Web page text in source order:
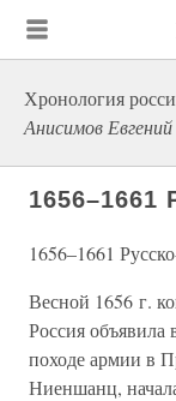
Хронология
Анисимов
1656–1661
1656–1661
Весной 1656 г.
Россия
походе армии в
Ниеншанц,